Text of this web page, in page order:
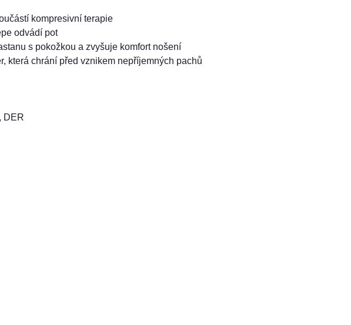
kompresivní terapie
odvádí pot
s pokožkou a zvyšuje komfort nošení
která chrání před vznikem nepříjemných pachů
DER